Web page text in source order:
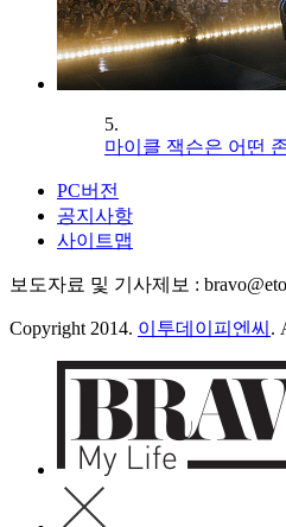
5.
마이클 잭슨은 어떤
PC버전
공지사항
사이트맵
보도자료 및 기사제보 :
Copyright 2014. 이투데이피엔씨 .